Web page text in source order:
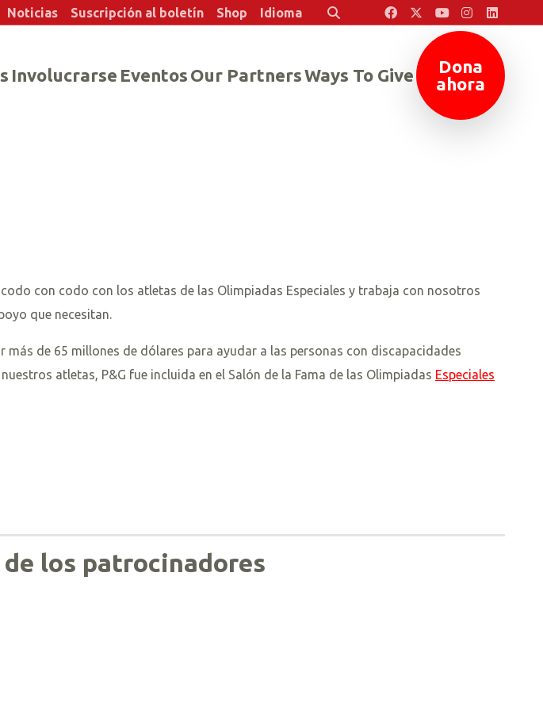
Involucrarse Eventos Our PartnersWays To Give
Dona
ahora
Noticias Suscripción al boletín Shop Idioma Buscar
con codo con los atletas de las Olimpiadas Especiales y trabaja con nosotros
que necesitan.
más de 65 millones de dólares para ayudar a las personas con discapacidades
atletas, P&G fue incluida en el Salón de la Fama de las Olimpiadas Especiales
los patrocinadores